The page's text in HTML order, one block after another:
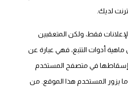
لديك.
فقط، ولكن المتعقبين
أدوات التتبع، فهي عبارة عن
إسقاطها في متصفح المستخدم
يزور المستخدم هذا الموقع. من